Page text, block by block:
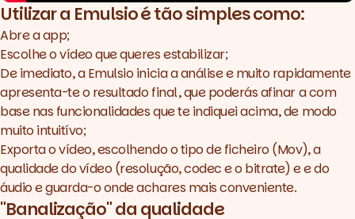
Utilizar a Emulsio é tão simples como:
Abre a app;
Escolhe o vídeo que queres estabilizar;
De imediato, a Emulsio inicia a análise e muito rapidamente
apresenta-te o resultado final, que poderás afinar a com
base nas funcionalidades que te indiquei acima, de modo
muito intuitívo;
Exporta o vídeo, escolhendo o tipo de ficheiro (Mov), a
qualidade do vídeo (resolução, codec e obitrate) e e do
áudio e guarda-o onde achares mais conveniente.
"Banalização" da qualidade